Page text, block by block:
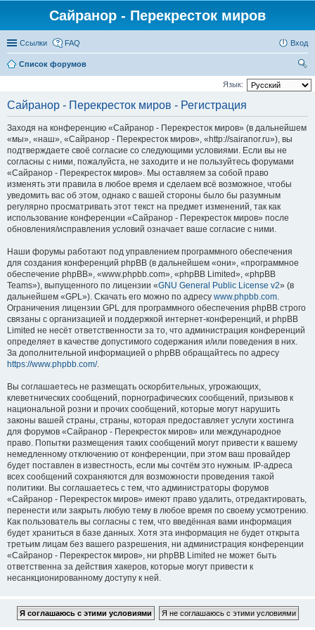
Сайранор - Перекресток миров
Ссылки FAQ Вход
Список форумов
ои
Язык:
Сайранор - Перекресток миров - Регистрация
Заходя на конференцию «Сайранор - Перекресток миров» (в дальнейшем
«мы», «наш», «Сайранор - Перекресток миров», «http://sairanor.ru»), вы
подтверждаете своё согласие со следующими условиями. Если вы не
согласны с ними, пожалуйста, не заходите и не пользуйтесь форумами
«Сайранор - Перекресток миров». Мы оставляем за собой право
изменять эти правила в любое время и сделаем всё возможное, чтобы
уведомить вас об этом, однако с вашей стороны было бы разумным
регулярно просматривать этот текст на предмет изменений, так как
использование конференции «Сайранор - Перекресток миров» после
обновления/исправления условий означает ваше согласие с ними.
Наши форумы работают под управлением программного обеспечения
для создания конференций phpBB (в дальнейшем «они», «программное
обеспечение phpBB», «www.phpbb.com», «phpBB Limited», «phpBB
Teams»), выпущенного по лицензии «GNU General Public License v2» (в
дальнейшем «GPL»). Скачать его можно по адресу www.phpbb.com.
Ограничения лицензии GPL для программного обеспечения phpBB строго
связаны с организацией и поддержкой интернет-конференций, и phpBB
Limited не несёт ответственности за то, что администрация конференций
определяет в качестве допустимого содержания и/или поведения в них.
За дополнительной информацией о phpBB обращайтесь по адресу
https://www.phpbb.com/.
Вы соглашаетесь не размещать оскорбительных, угрожающих,
клеветнических сообщений, порнографических сообщений, призывов к
национальной розни и прочих сообщений, которые могут нарушить
законы вашей страны, страны, которая предоставляет услуги хостинга
для форумов «Сайранор - Перекресток миров» или международное
право. Попытки размещения таких сообщений могут привести к вашему
немедленному отключению от конференции, при этом ваш провайдер
будет поставлен в известность, если мы сочтём это нужным. IP-адреса
всех сообщений сохраняются для возможности проведения такой
политики. Вы соглашаетесь с тем, что администраторы форумов
«Сайранор - Перекресток миров» имеют право удалить, отредактировать,
перенести или закрыть любую тему в любое время по своему усмотрению.
Как пользователь вы согласны с тем, что введённая вами информация
будет храниться в базе данных. Хотя эта информация не будет открыта
третьим лицам без вашего разрешения, ни администрация конференции
«Сайранор - Перекресток миров», ни phpBB Limited не может быть
ответственна за действия хакеров, которые могут привести к
несанкционированному доступу к ней.